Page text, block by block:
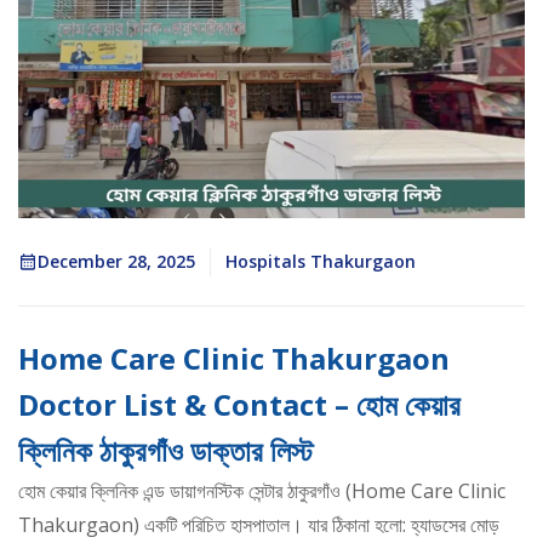
December 28, 2025 Hospitals Thakurgaon
Home Care Clinic Thakurgaon
Doctor List & Contact – হোম কেয়ার
ক্লিনিক ঠাকুরগাঁও ডাক্তার লিস্ট
হোম কেয়ার ক্লিনিক এন্ড ডায়াগনস্টিক সেন্টার ঠাকুরগাঁও (Home Care Clinic
Thakurgaon) একটি পরিচিত হাসপাতাল। যার ঠিকানা হলো: হ্যাডসের মোড়